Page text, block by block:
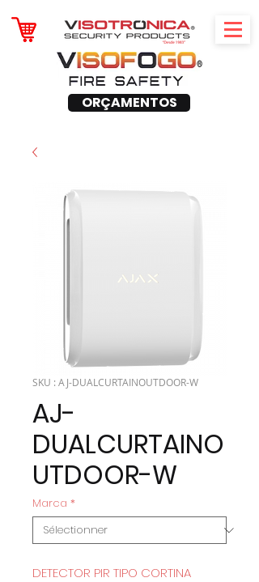
ORÇAMENTOS
SKU : AJ-DUALCURTAINOUTDOOR-W
AJ-
DUALCURTAINO
UTDOOR-W
Marca *
DETECTOR PIR TIPO CORTINA